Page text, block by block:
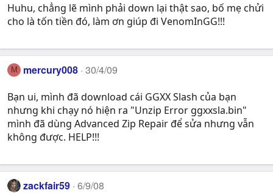
Huhu, chẳng lẽ mình phải down lại thật sao, bố mẹ chửi
cho là tốn tiền đó, làm ơn giúp đi VenomInGG!!!
M mercury008 30/4/09
Bạn ui, mình đã download cái GGXX Slash của bạn
nhưng khi chạy nó hiện ra "Unzip Error ggxxsla.bin"
mình đã dùng Advanced Zip Repair để sửa nhưng vẫn
không được. HELP!!!
zackfair59 6/9/08